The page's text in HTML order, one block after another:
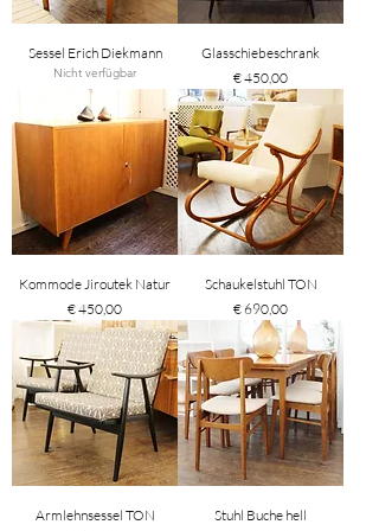
Sessel Erich Diekmann
Nicht verfügbar
Glasschiebeschrank
Preis
€ 450,00
Kommode Jiroutek Natur
Preis
€ 450,00
Schaukelstuhl TON
Preis
€ 690,00
Armlehnsessel TON
Stuhl Buche hell